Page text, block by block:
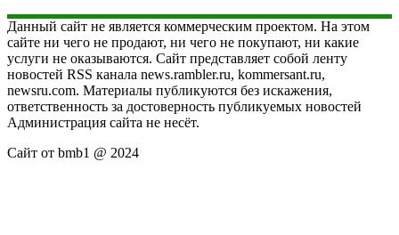
Данный сайт не является коммерческим проектом. На этом
сайте ни чего не продают, ни чего не покупают, ни какие
услуги не оказываются. Сайт представляет собой ленту
новостей RSS канала news.rambler.ru, kommersant.ru,
newsru.com. Материалы публикуются без искажения,
ответственность за достоверность публикуемых новостей
Администрация сайта не несёт.
Сайт от bmb1 @ 2024